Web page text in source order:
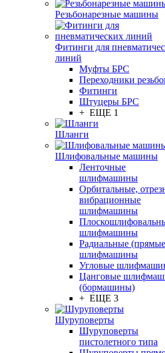
Резьбонарезные машины
Фитинги для
линий
Муфты БРС
Переходники
Фитинги
Штуцеры БРС
+ ЕЩЕ 1
Шланги
Шлифовальные машины
Ленточные
шлифмашины
Орбитальные,
вибрационные
шлифмашины
шлифмашины
Радиальные
шлифмашины
Угловые
Цанговые
(бормашины)
+ ЕЩЕ 3
Шуруповерты
Шуруповерты
пистолетного типа